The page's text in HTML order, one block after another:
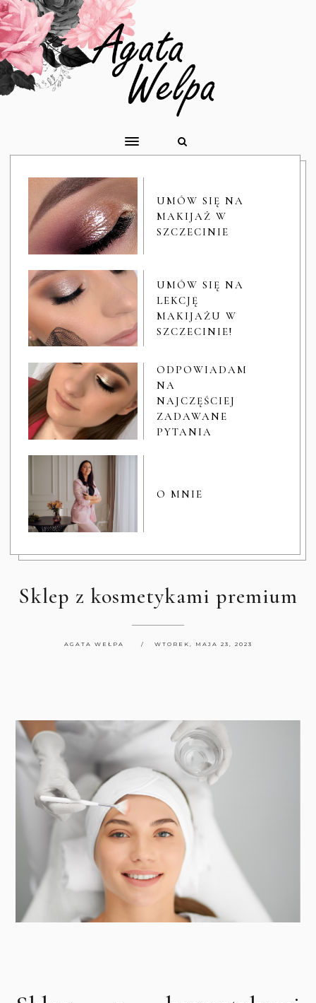
UMÓW SIĘ NA
MAKIJAŻ W
SZCZECINIE
UMÓW SIĘ NA
LEKCJĘ
MAKIJAŻU W
SZCZECINIE!
ODPOWIADAM
NA
NAJCZĘŚCIEJ
ZADAWANE
PYTANIA
O MNIE
Sklep z kosmetykami premium
AGATA WEŁPA WTOREK, MAJA 23, 2023